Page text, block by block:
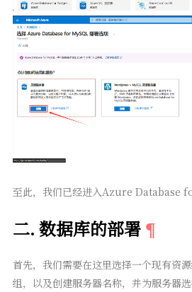
至此，我们已经进入Azure Database
二. 数据库的部署
首先，我们需要在这里选择一个现有资
组，以及创建服务器名称，并为服务器